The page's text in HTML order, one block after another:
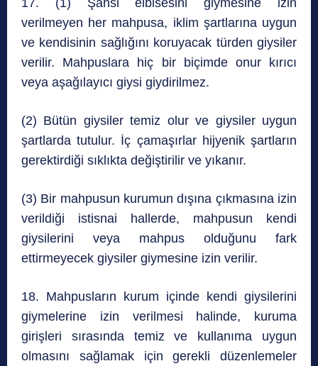
verilmeyen her mahpusa, iklim şartlarına uygun
ve kendisinin sağlığını koruyacak türden giysiler
verilir. Mahpuslara hiç bir biçimde onur kırıcı
veya aşağılayıcı giysi giydirilmez.
(2) Bütün giysiler temiz olur ve giysiler uygun
şartlarda tutulur. İç çamaşırlar hijyenik şartların
gerektirdiği sıklıkta değiştirilir ve yıkanır.
(3) Bir mahpusun kurumun dışına çıkmasına izin
verildiği istisnai hallerde, mahpusun kendi
giysilerini veya mahpus olduğunu fark
ettirmeyecek giysiler giymesine izin verilir.
18. Mahpusların kurum içinde kendi giysilerini
giymelerine izin verilmesi halinde, kuruma
girişleri sırasında temiz ve kullanıma uygun
olmasını sağlamak için gerekli düzenlemeler